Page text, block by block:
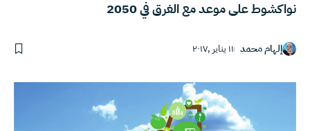
نواكشوط على موعد مع الغرق في 2050
إلهام محمد ١١ يناير ,٢٠١٧